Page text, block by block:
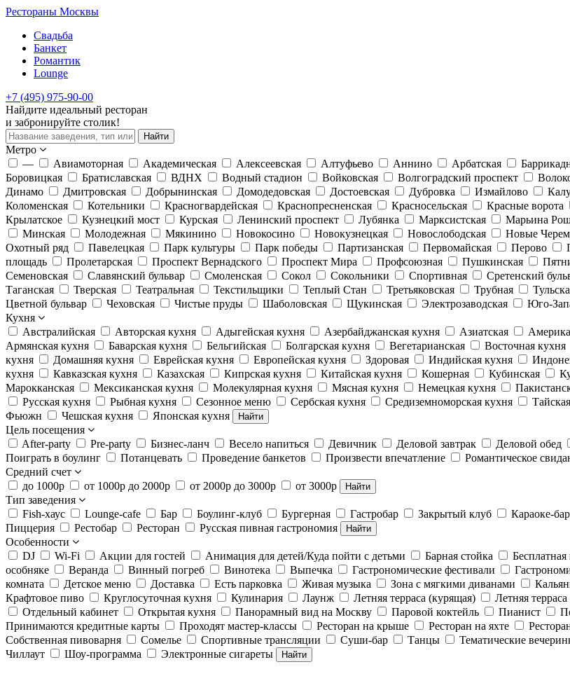
Рестораны Москвы
Свадьба
Банкет
Романтик
Lounge
+7 (495) 975-90-00
Найдите идеальный ресторан
и забронируйте столик!
Найти
Метро
—
Авиамоторная Академическая Алексеевская Алтуфьево Аннино Арбатская
Боровицкая
Братиславская ВДНХ Водный стадион Войковская Волгоградский проспект
Динамо
Дмитровская Добрынинская Домодедовская Достоевская Дубровка Измайлово
Коломенская
Котельники Красногвардейская Краснопресненская Красносельская Красные ворота
Крылатское
Кузнецкий мост Курская Ленинский проспект Лубянка Марксистская Марьина
Минская
Молодежная Мякинино Новокосино Новокузнецкая Новослободская Новые
Охотный ряд
Павелецкая Парк культуры Парк победы Партизанская Первомайская Перово
площадь
Пролетарская Проспект Вернадского Проспект Мира Профсоюзная Пушкинская
Семеновская
Славянский бульвар Смоленская Сокол Сокольники Спортивная Сретенский
Таганская
Тверская Театральная Текстильщики Теплый Стан Третьяковская Трубная
Цветной бульвар
Чеховская Чистые пруды Шаболовская Щукинская Электрозаводская Юго-
Кухня
Австралийская
Авторская кухня Адыгейская кухня Азербайджанская кухня Азиатская
Армянская кухня
Баварская кухня Бельгийская Болгарская кухня Вегетарианская Восточная кухня
кухня
Домашняя кухня Еврейская кухня Европейская кухня Здоровая Индийская кухня
кухня
Кавказская кухня Казахская Кипрская кухня Китайская кухня Кошерная Кубинская
Марокканская
Мексиканская кухня Молекулярная кухня Мясная кухня Немецкая кухня
Русская кухня
Рыбная кухня Сезонное меню Сербская кухня Средиземноморская кухня
Фьюжн
Чешская кухня Японская кухня Найти
Цель посещения
After-party
Pre-party Бизнес-ланч Весело напиться Девичник Деловой завтрак Деловой обед
Поиграть в боулинг
Потанцевать Проведение банкетов Произвести впечатление Романтическое
Средний счет
до 1000р
от 1000р до 2000р от 2000р до 3000р от 3000р Найти
Тип заведения
Fish-хаус
Lounge-cafe Бар Боулинг-клуб Бургерная Гастробар Закрытый клуб Караоке-бар
Пиццерия
Рестобар Ресторан Русская пивная гастрономия Найти
Особенности
DJ
Wi-Fi Акции для гостей Анимация для детей/Куда пойти с детьми Барная стойка Бесплатная
особняке
Веранда Винный погреб Винотека Выпечка Гастрономические фестивали
комната
Детское меню Доставка Есть парковка Живая музыка Зона с мягкими диванами
Крафтовое пиво
Круглосуточная кухня Кулинария Лаунж Летняя терраса (курящая) Летняя
Отдельный кабинет
Открытая кухня Панорамный вид на Москву Паровой коктейль Пианист
Принимаются кредитные карты
Проходят мастер-классы Ресторан на крыше Ресторан на яхте
Собственная пивоварня
Сомелье Спортивные трансляции Суши-бар Танцы Тематические
Чиллаут
Шоу-программа Электронные сигареты Найти